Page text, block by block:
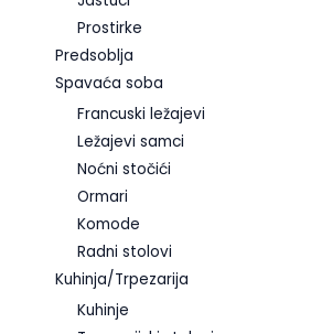
Prostirke
Predsoblja
Spavaća soba
Francuski ležajevi
Ležajevi samci
Noćni stočići
Ormari
Komode
Radni stolovi
Kuhinja/Trpezarija
Kuhinje